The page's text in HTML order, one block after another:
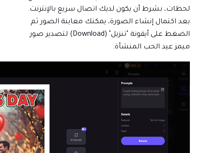
لحظات، بشرط أن يكون لديك اتصال سريع بالإنترنت.
بعد اكتمال إنشاء الصورة، يمكنك معاينة الصور ثم
الضغط على أيقونة "تنزيل" (Download) لتصدير صور
ميمز عيد الحب المنشأة.